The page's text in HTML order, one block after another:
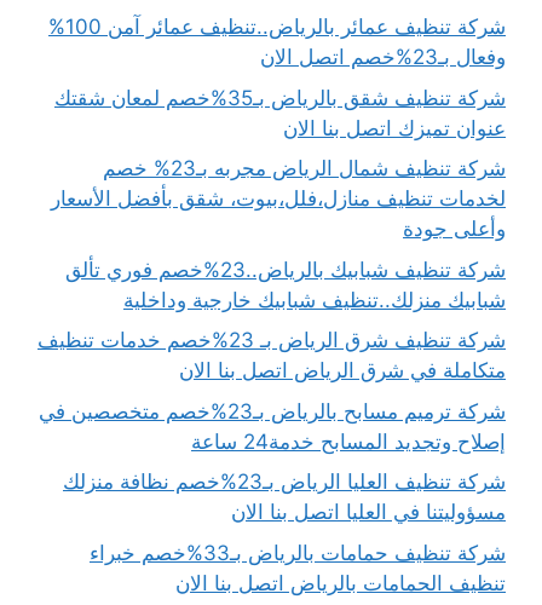
شركة تنظيف عمائر بالرياض..تنظيف عمائر آمن 100%
وفعال بـ23%خصم اتصل الان
شركة تنظيف شقق بالرياض بـ35%خصم لمعان شقتك
عنوان تميزك اتصل بنا الان
شركة تنظيف شمال الرياض مجربه بـ23% خصم
لخدمات تنظيف منازل،فلل،بيوت، شقق بأفضل الأسعار
وأعلى جودة
شركة تنظيف شبابيك بالرياض..23%خصم فوري تألق
شبابيك منزلك..تنظيف شبابيك خارجية وداخلية
شركة تنظيف شرق الرياض بـ 23%خصم خدمات تنظيف
متكاملة في شرق الرياض اتصل بنا الان
شركة ترميم مسابح بالرياض بـ23%خصم متخصصين في
إصلاح وتجديد المسابح خدمة24 ساعة
شركة تنظيف العليا الرياض بـ23%خصم نظافة منزلك
مسؤوليتنا في العليا اتصل بنا الان
شركة تنظيف حمامات بالرياض بـ33%خصم خبراء
تنظيف الحمامات بالرياض اتصل بنا الان